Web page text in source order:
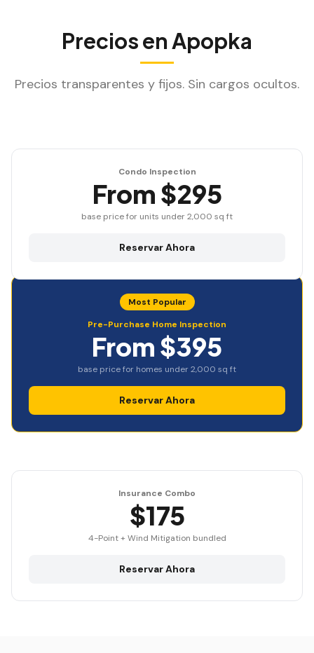
Precios enApopka
Precios transparentes y fijos. Sin cargos ocultos.
Condo Inspection
From $295
base price for units under 2,000 sq ft
Reservar Ahora
Most Popular
Pre-Purchase Home Inspection
From $395
base price for homes under 2,000 sq ft
Reservar Ahora
Insurance Combo
$175
4-Point + Wind Mitigation bundled
Reservar Ahora